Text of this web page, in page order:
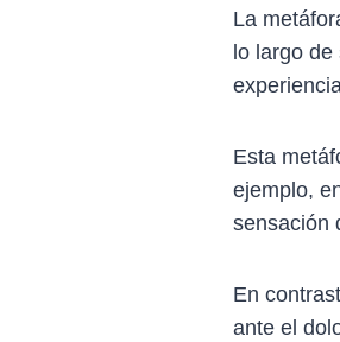
La
lo largo
Esta
ejemplo,
sensación
En
ante el